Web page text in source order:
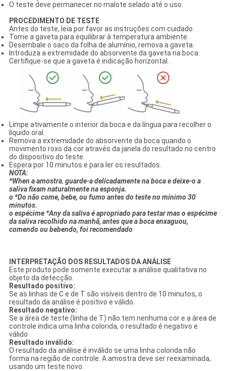
O teste deve permanecer no malote selado até o uso.
PROCEDIMENTO DE TESTE
Antes do teste, leia por favor as instruções com cuidado.
Tome a gaveta para equilibrar à temperatura ambiente.
Desembale o saco da folha de alumínio, remova a gaveta.
Introduza a extremidade do absorvente da gaveta na boca.
Certifique-se que a gaveta é indicação horizontal.
Limpe ativamente o interior da boca e da língua para recolher o
líquido oral.
Remova a extremidade do absorvente da boca quando o
movimento roxo da cor através da janela do resultado no centro
do dispositivo do teste.
Espera por 10 minutos e para ler os resultados.
NOTA:
*When a amostra, guarde-a delicadamente na boca e deixe-o a
saliva fixam naturalmente na esponja.
o *Do não come, bebe, ou fumo antes do teste no mínimo 30
minutos.
o espécime *Any da saliva é apropriado para testar mas o espécime
da saliva recolhido na manhã, antes que a boca enxaguou,
comendo ou bebendo, foi recomendado
INTERPRETAÇÃO DOS RESULTADOS DA ANÁLISE
Este produto pode somente executar a análise qualitativa no
objeto da detecção.
Resultado positivo:
Se as linhas de C e de T são visíveis dentro de 10 minutos, o
resultado da análise é positivo e válido.
Resultado negativo:
Se a área de teste (linha de T) não tem nenhuma cor e a área de
controle indica uma linha colorida, o resultado é negativo e
válido
Resultado inválido:
O resultado da análise é inválido se uma linha colorida não
forma na região de controle. A amostra deve ser reexaminada,
usando um teste novo.